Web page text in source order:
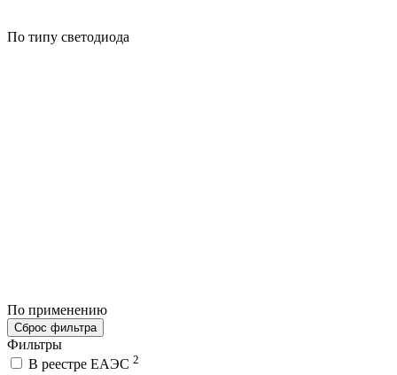
По типу светодиода
По применению
Сброс фильтра
Фильтры
В реестре ЕАЭС 2